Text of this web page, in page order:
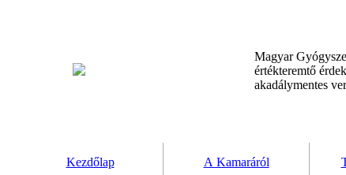
Magyar
értékteremtő
akadálymentes
Kezdőlap A Kamaráról